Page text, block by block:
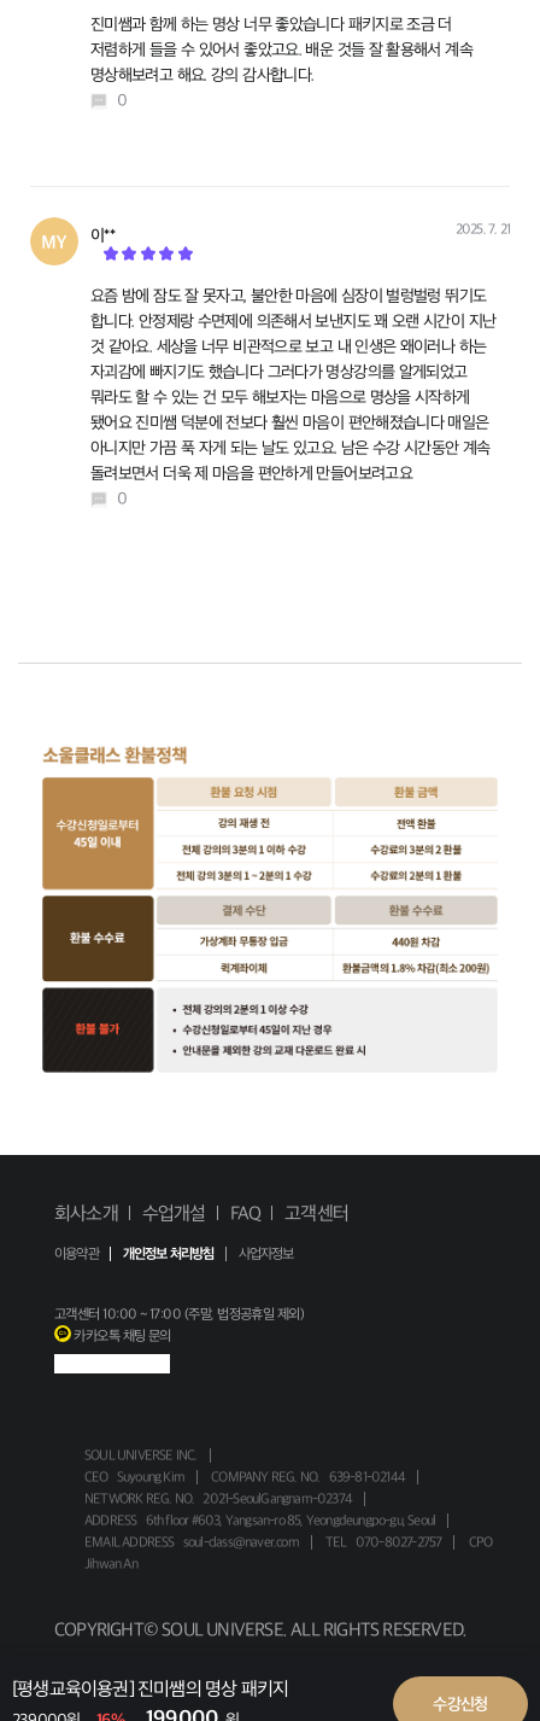
진미쌤과 함께 하는 명상 너무 좋았습니다 패키지로 조금 더
저렴하게 들을 수 있어서 좋았고요. 배운 것들 잘 활용해서 계속
명상해보려고 해요. 강의 감사합니다.
0
이**
2025. 7. 21
요즘 밤에 잠도 잘 못자고, 불안한 마음에 심장이 벌렁벌렁 뛰기도
합니다. 안정제랑 수면제에 의존해서 보낸지도 꽤 오랜 시간이 지난
것 같아요. 세상을 너무 비관적으로 보고 내 인생은 왜이러나 하는
자괴감에 빠지기도 했습니다 그러다가 명상강의를 알게되었고
뭐라도 할 수 있는 건 모두 해보자는 마음으로 명상을 시작하게
됐어요 진미쌤 덕분에 전보다 훨씬 마음이 편안해졌습니다 매일은
아니지만 가끔 푹 자게 되는 날도 있고요. 남은 수강 시간동안 계속
돌려보면서 더욱 제 마음을 편안하게 만들어보려고요
0
회사소개 수업개설 FAQ 고객센터
이용약관 개인정보 처리방침 사업자정보
고객센터10:00 ~ 17:00 (주말, 법정공휴일 제외)
카카오톡 채팅 문의
SOUL UNIVERSE INC.
CEO
Suyoung Kim COMPANY REG. NO.
639-81-02144
NETWORK REG. NO.
2021-SeoulGangnam-02374
ADDRESS
6th floor #603, Yangsan-ro 85, Yeongdeungpo-gu, Seoul
EMAIL ADDRESS
soul-class@naver.com TEL 070-8027-2757
CPO
Jihwan An
COPYRIGHT© SOUL UNIVERSE. ALL RIGHTS RESERVED.
[평생교육이용권] 진미쌤의 명상 패키지
수강신청